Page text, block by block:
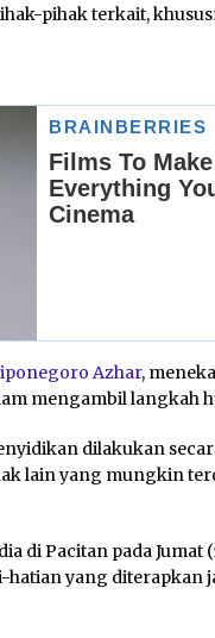
pihak terkait,
Azhar,
mengambil langkah
dilakukan
lain yang mungkin
di Pacitan pada Jumat
yang diterapkan